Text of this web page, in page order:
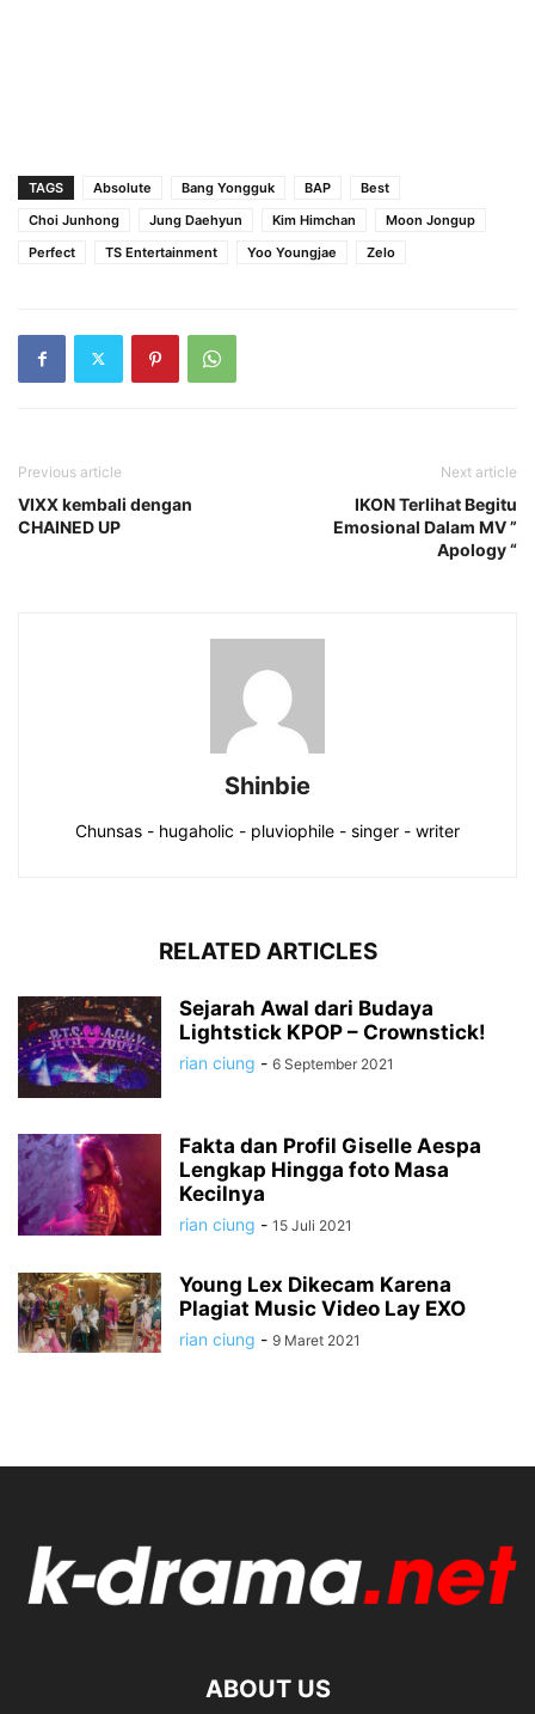
TAGS Absolute Bang Yongguk BAP
Best
Choi Junhong
Jung Daehyun Kim Himchan
Moon Jongup
Perfect
TS Entertainment Yoo Youngjae Zelo
Previous article
VIXX kembali dengan
CHAINED UP
Next article
IKON Terlihat Begitu
Emosional Dalam MV ”
Apology “
Shinbie
Chunsas - hugaholic - pluviophile - singer - writer
RELATED ARTICLES
Sejarah Awal dari Budaya
Lightstick KPOP – Crownstick!
rian ciung - 6 September 2021
Fakta dan Profil Giselle Aespa
Lengkap Hingga foto Masa
Kecilnya
rian ciung - 15 Juli 2021
Young Lex Dikecam Karena
Plagiat Music Video Lay EXO
rian ciung - 9 Maret 2021
ABOUT US